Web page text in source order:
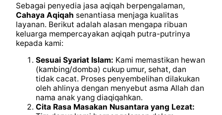
Sebagai penyedia jasa aqiqah berpengalaman,
Cahaya Aqiqah senantiasa menjaga kualitas
layanan. Berikut adalah alasan mengapa ribuan
keluarga mempercayakan aqiqah putra-putrinya
kepada kami:
Sesuai Syariat Islam: Kami memastikan hewan
(kambing/domba) cukup umur, sehat, dan
tidak cacat. Proses penyembelihan dilakukan
oleh ahlinya dengan menyebut asma Allah dan
nama anak yang diaqiqahkan.
Cita Rasa Masakan Nusantara yang Lezat: